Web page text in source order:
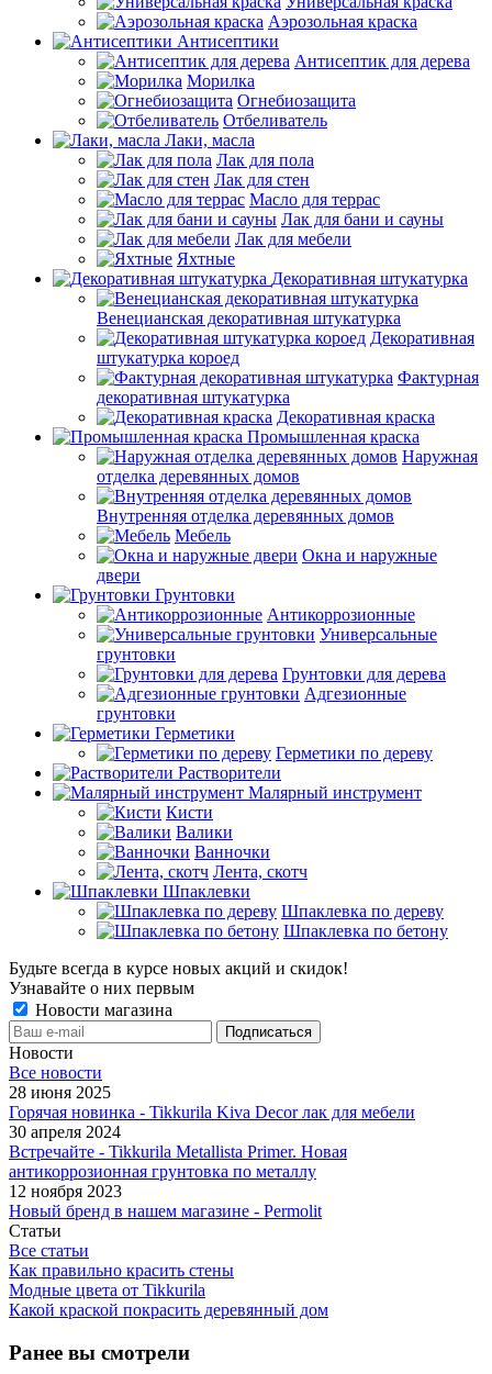
Аэрозольная краска
Антисептики
Антисептик для дерева
Морилка
Огнебиозащита
Отбеливатель
Лаки, масла
Лак для пола
Лак для стен
Масло для террас
Лак для бани и сауны
Лак для мебели
Яхтные
Декоративная штукатурка
Венецианская декоративная штукатурка
Декоративная
штукатурка короед
Фактурная
декоративная штукатурка
Декоративная краска
Промышленная краска
Наружная
отделка деревянных домов
Внутренняя отделка деревянных домов
Мебель
Окна и наружные
двери
Грунтовки
Антикоррозионные
Универсальные
грунтовки
Грунтовки для дерева
Адгезионные
грунтовки
Герметики
Герметики по дереву
Растворители
Малярный инструмент
Кисти
Валики
Ванночки
Лента, скотч
Шпаклевки
Шпаклевка по дереву
Шпаклевка по бетону
Будьте всегда в курсе новых акций и скидок!
Узнавайте о них первым
Новости магазина
Новости
Все новости
28 июня 2025
Горячая новинка - Tikkurila Kiva Decor лак для мебели
30 апреля 2024
Встречайте - Tikkurila Metallista Primer. Новая
антикоррозионная грунтовка по металлу
12 ноября 2023
Новый бренд в нашем магазине - Permolit
Статьи
Все статьи
Как правильно красить стены
Модные цвета от Tikkurila
Какой краской покрасить деревянный дом
Ранее вы смотрели